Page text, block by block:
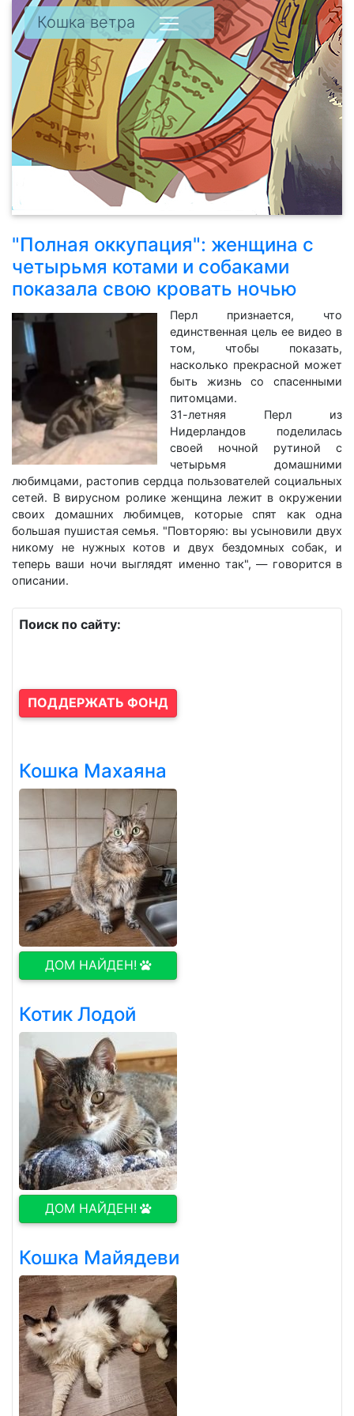
Кошка ветра
"Полная оккупация": женщина с
четырьмя котами и собаками
показала свою кровать ночью
Перл признается, что
единственная цель ее видео в
том, чтобы показать,
насколько прекрасной может
быть жизнь со спасенными
питомцами.
31-летняя Перл из
Нидерландов поделилась
своей ночной рутиной с
четырьмя домашними
любимцами, растопив сердца пользователей социальных
сетей. В вирусном ролике женщина лежит в окружении
своих домашних любимцев, которые спят как одна
большая пушистая семья. "Повторяю: вы усыновили двух
никому не нужных котов и двух бездомных собак, и
теперь ваши ночи выглядят именно так", — говорится в
описании.
Поиск по сайту:
ПОДДЕРЖАТЬ ФОНД
Кошка Махаяна
ДОМ НАЙДЕН!
Котик Лодой
ДОМ НАЙДЕН!
Кошка Майядеви